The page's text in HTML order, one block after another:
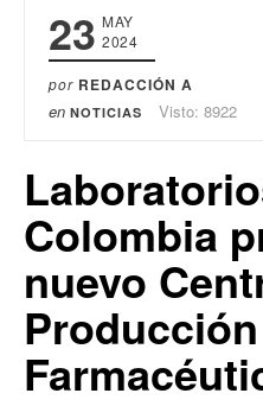
23 MAY
2024
por REDACCIÓN A
en NOTICIAS Visto: 8922
Colombia
nuevo
Producción